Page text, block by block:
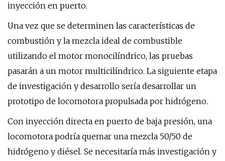
inyección en puerto.
Una vez que se determinen las características de
combustión y la mezcla ideal de combustible
utilizando el motor monocilíndrico, las pruebas
pasarán a un motor multicilíndrico. La siguiente etapa
de investigación y desarrollo sería desarrollar un
prototipo de locomotora propulsada por hidrógeno.
Con inyección directa en puerto de baja presión, una
locomotora podría quemar una mezcla 50/50 de
hidrógeno y diésel. Se necesitaría más investigación y